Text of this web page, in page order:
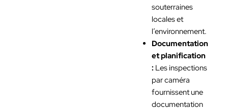
souterraines
locales et
l’environnement.
Documentation
et planification
: Les inspections
par caméra
fournissent une
documentation